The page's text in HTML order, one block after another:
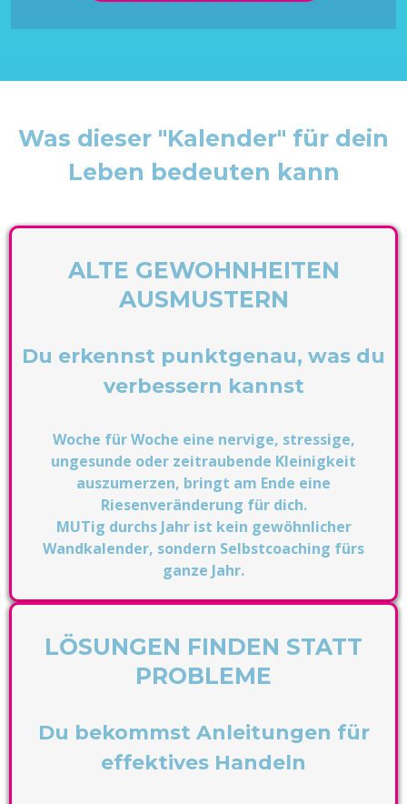
Was dieser "Kalender" für dein
Leben bedeuten kann
ALTE GEWOHNHEITEN
AUSMUSTERN
Du erkennst punktgenau, was du
verbessern kannst
Woche für Woche eine nervige, stressige,
ungesunde oder zeitraubende Kleinigkeit
auszumerzen, bringt am Ende eine
Riesenveränderung für dich.
MUTig durchs Jahr ist kein gewöhnlicher
Wandkalender, sondern Selbstcoaching fürs
ganze Jahr.
LÖSUNGEN FINDEN STATT
PROBLEME
Du bekommst Anleitungen für
effektives Handeln